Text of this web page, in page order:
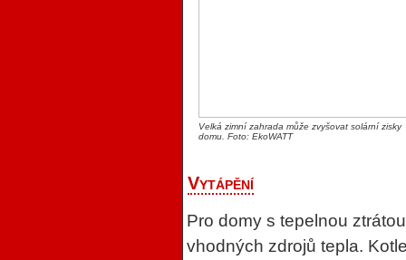
Velká zimní zahrada může zvyšovat solární zisky
domu. Foto: EkoWATT
Vytápění
Pro domy s tepelnou
vhodných zdrojů tepla.